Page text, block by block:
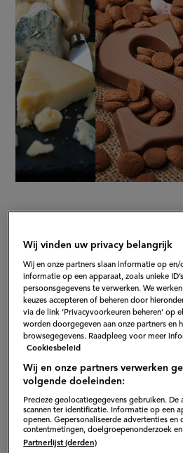
Too Good To Go
Niemand vindt het leuk om te
prullenbak belandt.Too Good
langer aanzien dat meer dan 1/3
geproduceerde eten wordt
vastberaden dat er iets moet
verbindt Too Good To Go
producten aan consumenten.
ze met hun simpele tips jou
minder eten te verspillen.
Wij vinden uw privacy belangrijk
Wij en onze partners slaan informatie op
informatie op een apparaat, zoals unieke
persoonsgegevens te verwerken. We
keuzes accepteren of beheren door
via de link ‘Privacyvoorkeuren beheren’ op
worden doorgegeven aan onze partners en
browsegegevens. Raadpleeg voor meer
Cookiesbeleid
Wij en onze partners verwerken
volgende doeleinden:
Precieze geolocatiegegevens gebruiken.
scannen ter identificatie. Informatie op een
openen. Gepersonaliseerde advertenties en
contentmetingen, doelgroepenonderzoek
Partnerlijst (derden)